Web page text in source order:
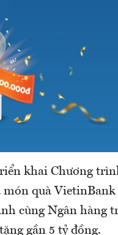
khai Chương
quà
cùng Ngân hàng
gần 5 tỷ đồng.